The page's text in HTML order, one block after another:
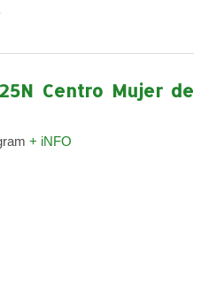
Centro Mujer de
+ iNFO